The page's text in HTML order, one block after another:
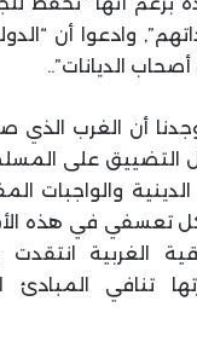
وادعوا أن
الديانات”..
أن الغرب الذي
التضييق على
والواجبات
تعسفي في هذه
الغربية
تنافي